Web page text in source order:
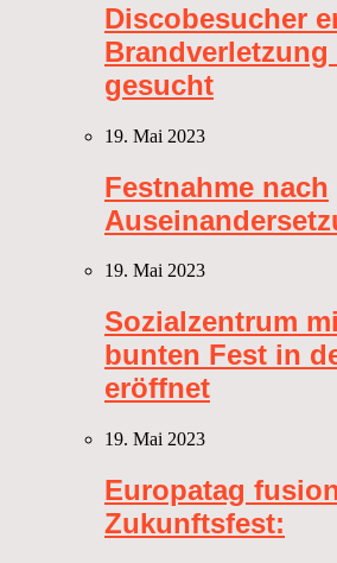
Discobesucher
Brandverletzung
gesucht
19. Mai 2023
Festnahme nach
19. Mai 2023
Sozialzentrum
bunten Fest in
eröffnet
19. Mai 2023
Europatag
Zukunftsfest: